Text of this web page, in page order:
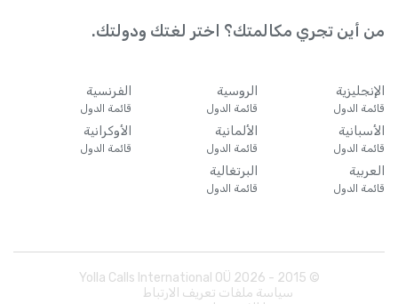
من أين تجري مكالمتك؟ اختر لغتك ودولتك.
الإنجليزية
قائمة الدول
الروسية
قائمة الدول
الفرنسية
قائمة الدول
الأسبانية
قائمة الدول
الألمانية
قائمة الدول
الأوكرانية
قائمة الدول
العربية
قائمة الدول
البرتغالية
قائمة الدول
© 2015 -
2026
سياسة ملفات تعريف الارتباط